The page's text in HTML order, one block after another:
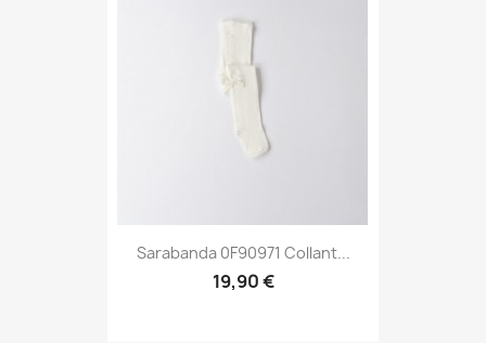
Sarabanda 0F90971 Collant...
19,90 €